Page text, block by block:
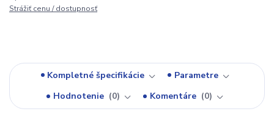
Strážiť cenu / dostupnosť
Kompletné špecifikácie
Parametre
Hodnotenie
0 Komentáre 0